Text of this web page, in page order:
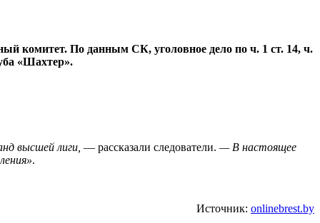
комитет. По данным СК, уголовное дело по ч. 1 ст. 14, ч.
«Шахтер».
высшей лиги, — рассказали следователи. — В настоящее
.
Источник: onlinebrest.by